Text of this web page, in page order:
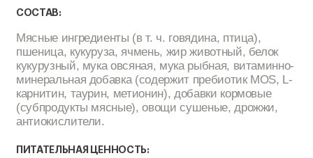
СОСТАВ:
Мясные ингредиенты (в т. ч. говядина, птица),
пшеница, кукуруза, ячмень, жир животный, белок
кукурузный, мука овсяная, мука рыбная, витаминно-
минеральная добавка (содержит пребиотик MOS, L-
карнитин, таурин, метионин), добавки кормовые
(субпродукты мясные), овощи сушеные, дрожжи,
антиокислители.
ПИТАТЕЛЬНАЯ ЦЕННОСТЬ: